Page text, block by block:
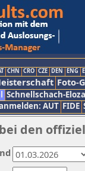
CHN CRO CZE DEN ENG
Foto-
Schnellschach-
AUT FIDE
den